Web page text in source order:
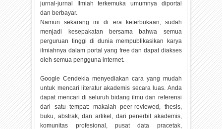
jurnal-jurnal Ilmiah terkemuka umumnya diportal
dan berbayar.
Namun sekarang ini di era keterbukaan, sudah
menjadi kesepakatan bersama bahwa semua
perguruan tinggi di dunia mempublikasikan karya
ilmiahnya dalam portal yang free dan dapat diakses
oleh semua pengguna internet.
Google Cendekia menyediakan cara yang mudah
untuk mencari literatur akademis secara luas. Anda
dapat mencari di seluruh bidang ilmu dan referensi
dari satu tempat: makalah peer-reviewed, thesis,
buku, abstrak, dan artikel, dari penerbit akademis,
komunitas profesional, pusat data pracetak,